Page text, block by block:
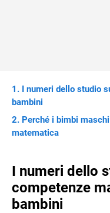
I numeri dello studio
bambini
Perché i bimbi
matematica
I numeri dello
competenze
bambini